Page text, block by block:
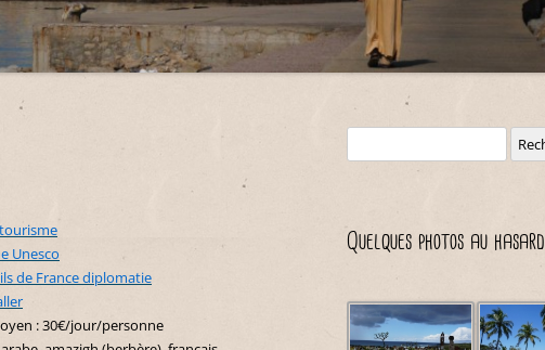
Sénégal
Tunisie
Costa Rica
Cuba
Pérou
République Dominicaine
Indonésie
Japon
Belgique
Croatie
Monténégro
Nouvelle-Zélande
Polynésie française
Unesco
de France diplomatie
: 30€/jour/personne
Quelques photos au hasard